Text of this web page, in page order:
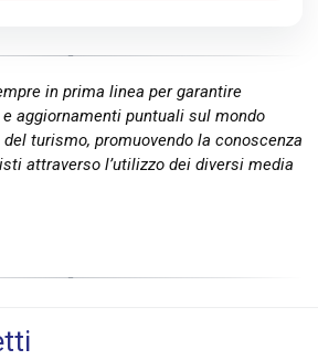
in prima linea per garantire
e aggiornamenti puntuali sul mondo
turismo, promuovendo la conoscenza
attraverso l’utilizzo dei diversi media